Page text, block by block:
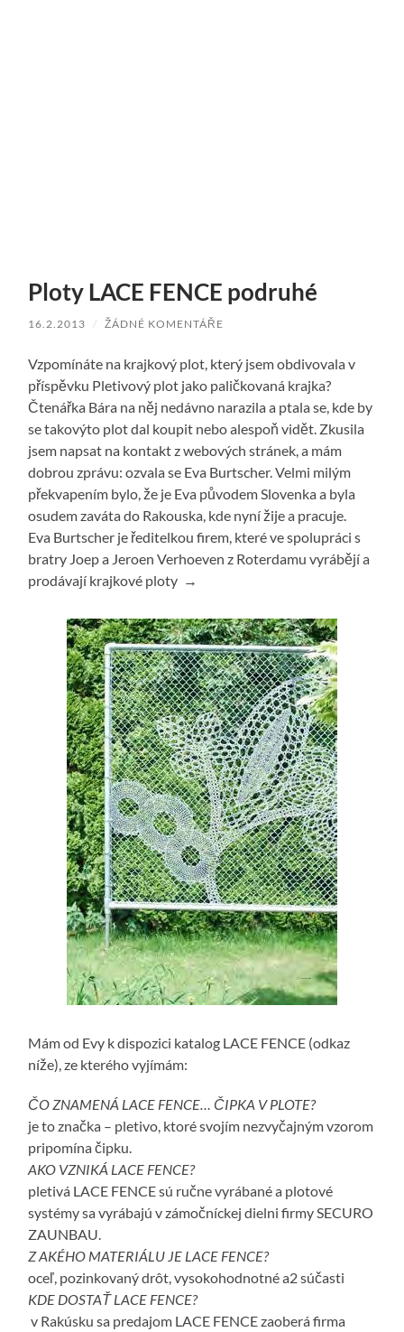
Ploty LACE FENCE podruhé
16.2.2013 / ŽÁDNÉ KOMENTÁŘE
Vzpomínáte na krajkový plot, který jsem obdivovala v
příspěvku Pletivový plot jako paličkovaná krajka?
Čtenářka Bára na něj nedávno narazila a ptala se, kde by
se takovýto plot dal koupit nebo alespoň vidět. Zkusila
jsem napsat na kontakt z webových stránek, a mám
dobrou zprávu: ozvala se Eva Burtscher. Velmi milým
překvapením bylo, že je Eva původem Slovenka a byla
osudem zaváta do Rakouska, kde nyní žije a pracuje.
Eva Burtscher je ředitelkou firem, které ve spolupráci s
bratry Joep a Jeroen Verhoeven z Roterdamu vyrábějí a
prodávají krajkové ploty →
Mám od Evy k dispozici katalog LACE FENCE (odkaz
níže), ze kterého vyjímám:
ČO ZNAMENÁ LACE FENCE… ČIPKA V PLOTE?
je to značka – pletivo, ktoré svojím nezvyčajným vzorom
pripomína čipku.
AKO VZNIKÁ LACE FENCE?
pletivá LACE FENCE sú ručne vyrábané a plotové
systémy sa vyrábajú v zámočníckej dielni firmy SECURO
ZAUNBAU.
Z AKÉHO MATERIÁLU JE LACE FENCE?
oceľ, pozinkovaný drôt, vysokohodnotné a2 súčasti
KDE DOSTAŤ LACE FENCE?
v Rakúsku sa predajom LACE FENCE zaoberá firma